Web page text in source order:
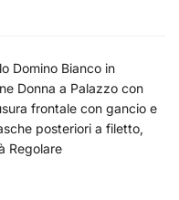
Domino Bianco in
Donna a Palazzo con
frontale con gancio e
posteriori a filetto,
Regolare